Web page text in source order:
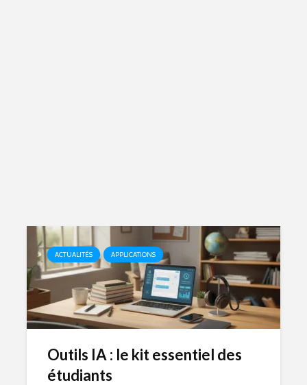
ACTUALITÉS APPLICATIONS
Outils IA : le kit essentiel des
étudiants